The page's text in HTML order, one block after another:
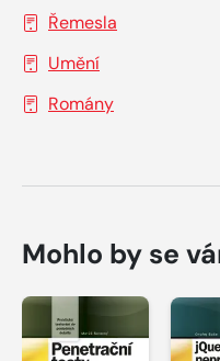
Řemesla
Umění
Romány
Mohlo by se